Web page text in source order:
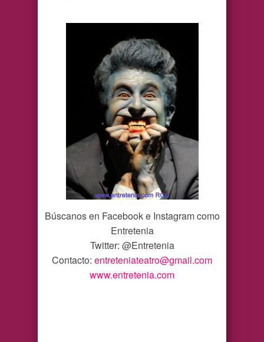
Búscanos en Facebook e Instagram como
Entretenia
Twitter: @Entretenia
Contacto: entreteniateatro@gmail.com
www.entretenia.com